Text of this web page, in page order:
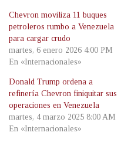
Chevron moviliza 11 buques
petroleros rumbo a Venezuela
para cargar crudo
martes, 6 enero 2026 4:00 PM
En «Internacionales»
Donald Trump ordena a
refinería Chevron finiquitar sus
operaciones en Venezuela
martes, 4 marzo 2025 8:00 AM
En «Internacionales»